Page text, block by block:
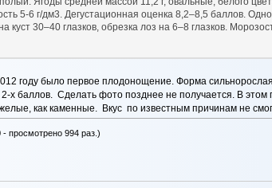
5-6 г/дм3. Дегустационная оценка 8,2–8,5 баллов.
куст 30–40 глазков, обрезка лоз на 6–8 глазков.
году было первое плодонощение. Форма
2-х баллов. Сделать фото позднее не получается. В
как каменные. Вкус по известным причинам не
просмотрено 994 раз.)